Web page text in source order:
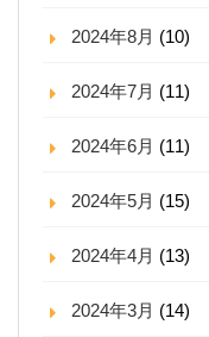
2024年8月 (10)
2024年7月 (11)
2024年6月 (11)
2024年5月 (15)
2024年4月 (13)
2024年3月 (14)